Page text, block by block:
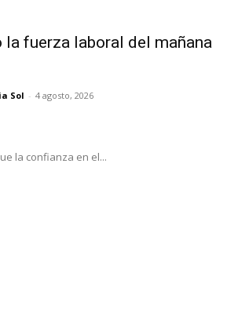
la fuerza laboral del mañana
Sol - 4 agosto, 2026
la confianza en el...